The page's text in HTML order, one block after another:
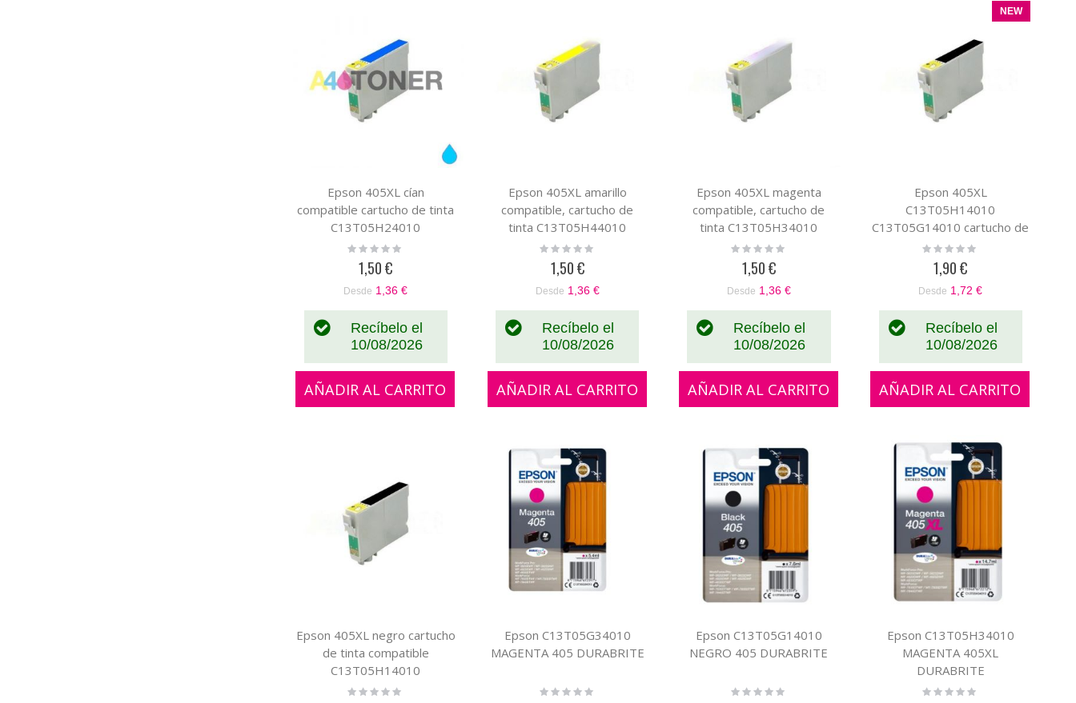
Epson 405XL cían
compatible cartucho de tinta
C13T05H24010
Rating:
1,50 €
Desde 1,36 €
Recíbelo el
10/08/2026
AÑADIR AL CARRITO
Epson 405XL amarillo
compatible, cartucho de
tinta C13T05H44010
Rating:
1,50 €
Desde 1,36 €
Recíbelo el
10/08/2026
AÑADIR AL CARRITO
Epson 405XL magenta
compatible, cartucho de
tinta C13T05H34010
Rating:
1,50 €
Desde 1,36 €
Recíbelo el
10/08/2026
AÑADIR AL CARRITO
NEW
Epson 405XL
C13T05H14010
C13T05G14010 cartucho de
tinta compatible pigmentada
negro
Rating:
1,90 €
Desde 1,72 €
Recíbelo el
10/08/2026
AÑADIR AL CARRITO
Epson 405XL negro cartucho
de tinta compatible
C13T05H14010
Rating:
Epson C13T05G34010
MAGENTA 405 DURABRITE
Rating:
Epson C13T05G14010
NEGRO 405 DURABRITE
Rating:
Epson C13T05H34010
MAGENTA 405XL
DURABRITE
Rating: